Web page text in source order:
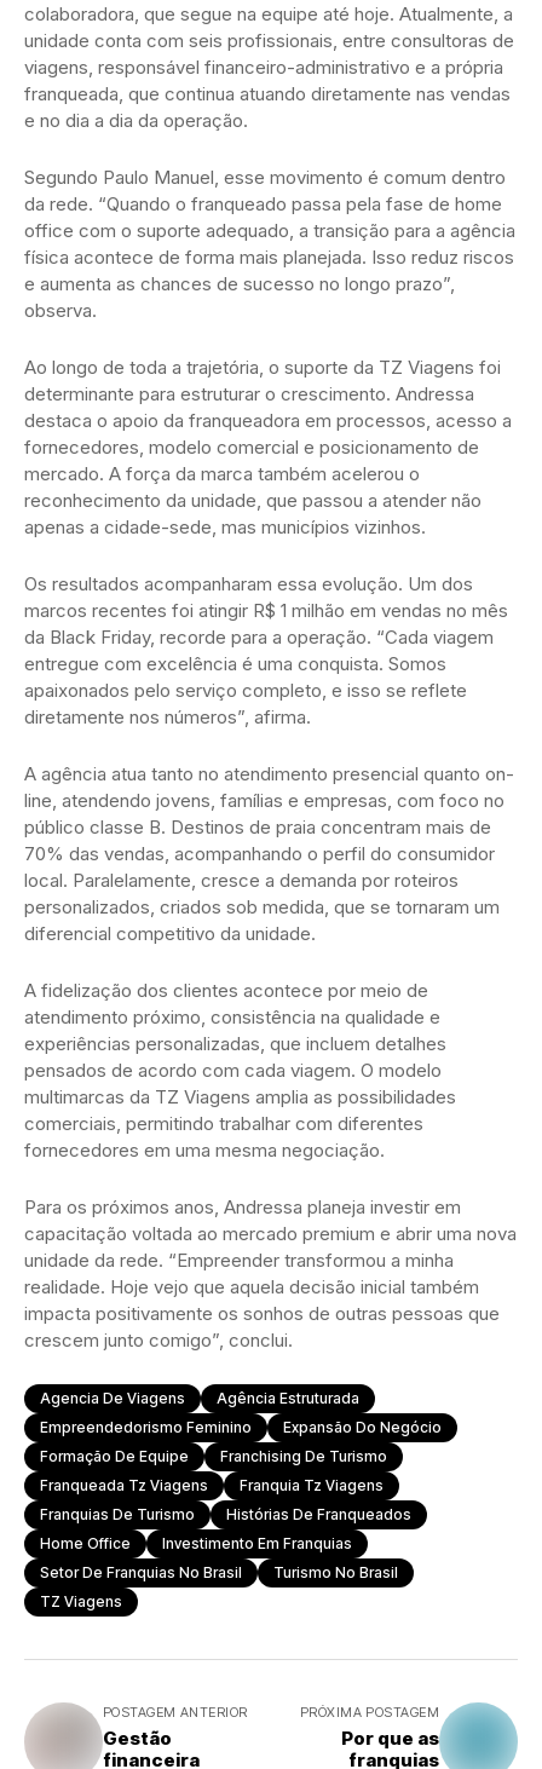
colaboradora, que segue na equipe até hoje. Atualmente, a
unidade conta com seis profissionais, entre consultoras de
viagens, responsável financeiro-administrativo e a própria
franqueada, que continua atuando diretamente nas vendas
e no dia a dia da operação.
Segundo Paulo Manuel, esse movimento é comum dentro
da rede. “Quando o franqueado passa pela fase de home
office com o suporte adequado, a transição para a agência
física acontece de forma mais planejada. Isso reduz riscos
e aumenta as chances de sucesso no longo prazo”,
observa.
Ao longo de toda a trajetória, o suporte da TZ Viagens foi
determinante para estruturar o crescimento. Andressa
destaca o apoio da franqueadora em processos, acesso a
fornecedores, modelo comercial e posicionamento de
mercado. A força da marca também acelerou o
reconhecimento da unidade, que passou a atender não
apenas a cidade-sede, mas municípios vizinhos.
Os resultados acompanharam essa evolução. Um dos
marcos recentes foi atingir R$ 1 milhão em vendas no mês
da Black Friday, recorde para a operação. “Cada viagem
entregue com excelência é uma conquista. Somos
apaixonados pelo serviço completo, e isso se reflete
diretamente nos números”, afirma.
A agência atua tanto no atendimento presencial quanto on-
line, atendendo jovens, famílias e empresas, com foco no
público classe B. Destinos de praia concentram mais de
70% das vendas, acompanhando o perfil do consumidor
local. Paralelamente, cresce a demanda por roteiros
personalizados, criados sob medida, que se tornaram um
diferencial competitivo da unidade.
A fidelização dos clientes acontece por meio de
atendimento próximo, consistência na qualidade e
experiências personalizadas, que incluem detalhes
pensados de acordo com cada viagem. O modelo
multimarcas da TZ Viagens amplia as possibilidades
comerciais, permitindo trabalhar com diferentes
fornecedores em uma mesma negociação.
Para os próximos anos, Andressa planeja investir em
capacitação voltada ao mercado premium e abrir uma nova
unidade da rede. “Empreender transformou a minha
realidade. Hoje vejo que aquela decisão inicial também
impacta positivamente os sonhos de outras pessoas que
crescem junto comigo”, conclui.
Agencia De Viagens
Agência Estruturada
Empreendedorismo Feminino
Expansão Do Negócio
Formação De Equipe
Franchising De Turismo
Franqueada Tz Viagens
Franquia Tz Viagens
Franquias De Turismo
Histórias De Franqueados
Home Office
Investimento Em Franquias
Setor De Franquias No Brasil
Turismo No Brasil
TZ Viagens
POSTAGEM ANTERIOR
Gestão
financeira
PRÓXIMA POSTAGEM
Por que as
franquias